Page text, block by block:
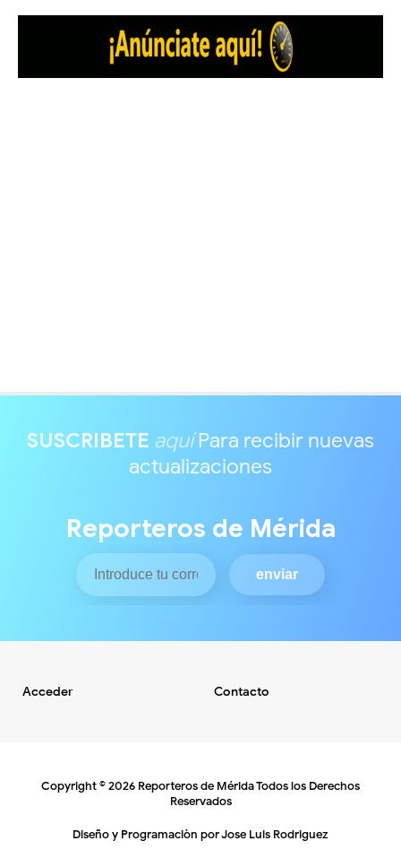
SUSCRIBETE aquíPara recibir nuevas
actualizaciones
Reporteros de Mérida
Acceder Contacto
Copyright ©2026 Reporteros de MéridaTodos los Derechos
Reservados
Diseño y Programaciòn porJose Luis Rodriguez